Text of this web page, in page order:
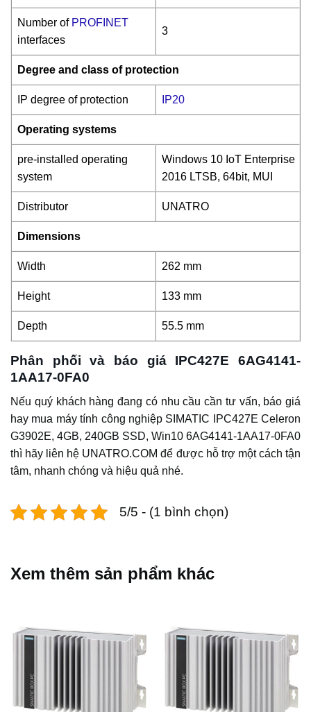
Number of PROFINET
interfaces
3
Degree and class of protection
IP degree of protection IP20
Operating systems
pre-installed operating
system
Windows 10 IoT Enterprise
2016 LTSB, 64bit, MUI
Distributor UNATRO
Dimensions
Width 262 mm
Height 133 mm
Depth 55.5 mm
Phân phối và báo giá IPC427E 6AG4141-
1AA17-0FA0
Nếu quý khách hàng đang có nhu cầu cần tư vấn, báo giá
hay mua máy tính công nghiệp SIMATIC IPC427E Celeron
G3902E, 4GB, 240GB SSD, Win10 6AG4141-1AA17-0FA0
thì hãy liên hệ UNATRO.COM để được hỗ trợ một cách tận
tâm, nhanh chóng và hiệu quả nhé.
5/5 - (1 bình chọn)
Xem thêm sản phẩm khác